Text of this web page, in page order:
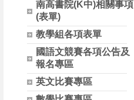
南高書院(K中)相關事項
(表單)
教學組各項表單
國語文競賽各項公告及
報名專區
英文比賽專區